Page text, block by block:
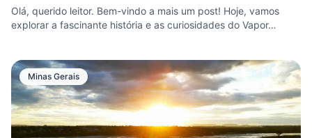
Olá, querido leitor. Bem-vindo a mais um post! Hoje, vamos
explorar a fascinante história e as curiosidades do Vapor…
Minas Gerais